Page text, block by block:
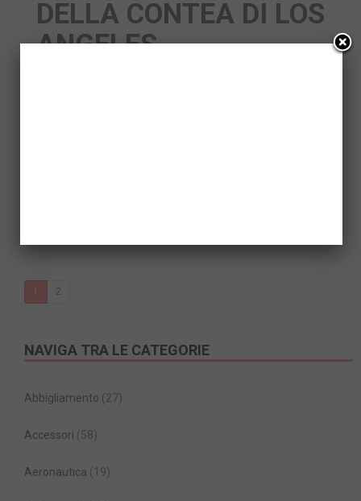
DELLA CONTEA DI LOS
ANGELES
1 2
NAVIGA TRA LE CATEGORIE
Abbigliamento (27)
Accessori (58)
Aeronautica (19)